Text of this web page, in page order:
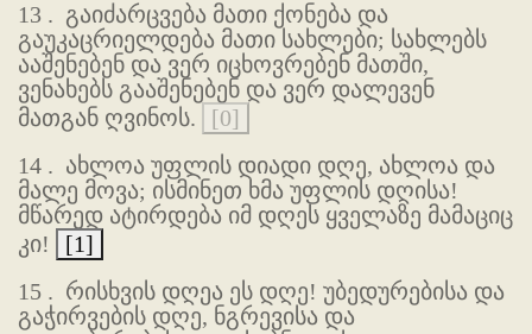
13 . გაიძარცვება მათი ქონება და
გაუკაცრიელდება მათი სახლები; სახლებს
ააშენებენ და ვერ იცხოვრებენ მათში,
ვენახებს გააშენებენ და ვერ დალევენ
მათგან ღვინოს.
[0]
14 . ახლოა უფლის დიადი დღე, ახლოა და
მალე მოვა; ისმინეთ ხმა უფლის დღისა!
მწარედ ატირდება იმ დღეს ყველაზე მამაციც
კი!
[1]
15 . რისხვის დღეა ეს დღე! უბედურებისა და
გაჭირვების დღე, ნგრევისა და